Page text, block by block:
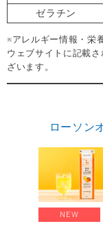
ゼラチン
※アレルギー情報・栄
ウェブサイトに記載
ざいます。
ローソン
NEW